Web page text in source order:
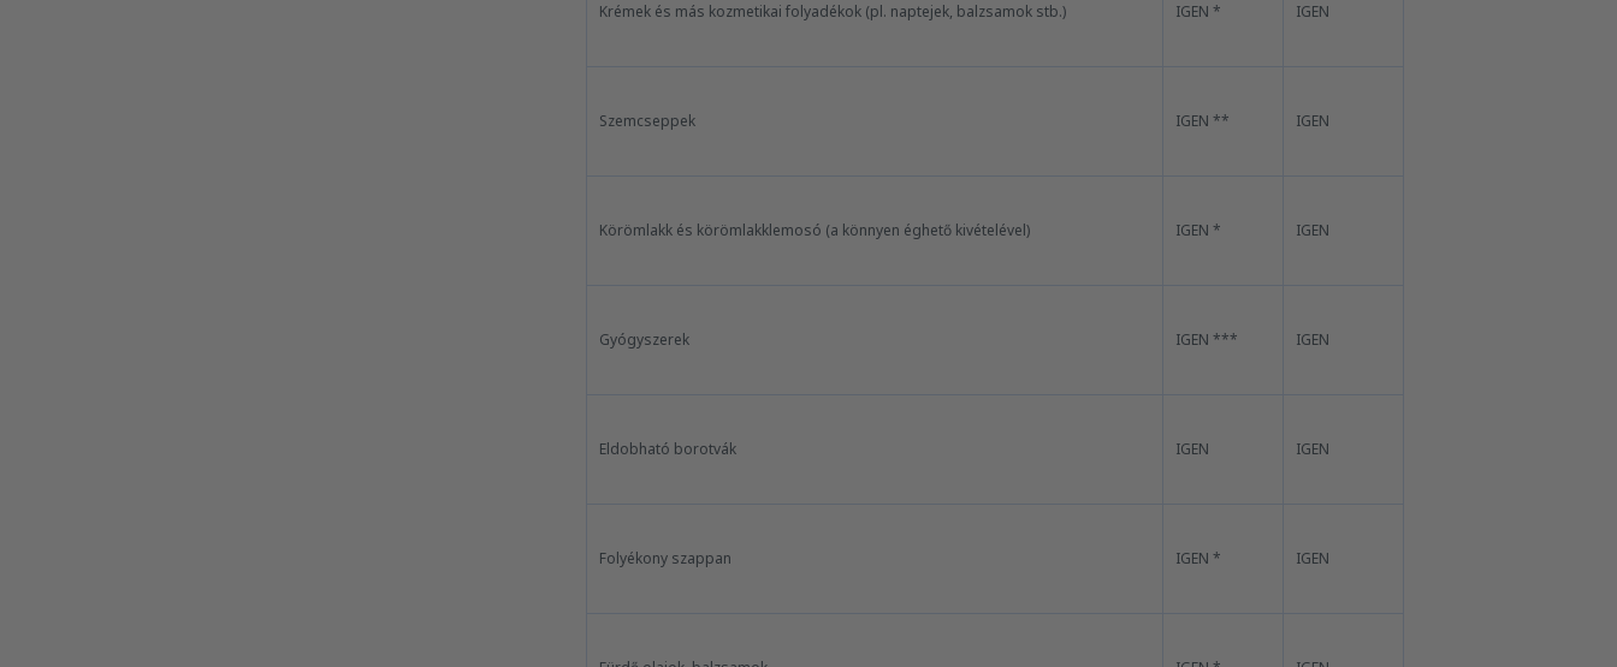
Krémek és más kozmetikai folyadékok (pl. naptejek, balzsamok stb.) IGEN * IGEN
Szemcseppek IGEN ** IGEN
Körömlakk és körömlakklemosó (a könnyen éghető kivételével) IGEN * IGEN
Gyógyszerek IGEN *** IGEN
Eldobható borotvák IGEN IGEN
Folyékony szappan IGEN * IGEN